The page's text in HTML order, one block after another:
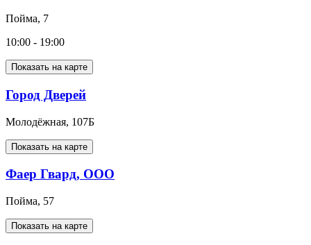
Пойма, 7
10:00 - 19:00
Показать на карте
Город Дверей
Молодёжная, 107Б
Показать на карте
Фаер Гвард, ООО
Пойма, 57
Показать на карте